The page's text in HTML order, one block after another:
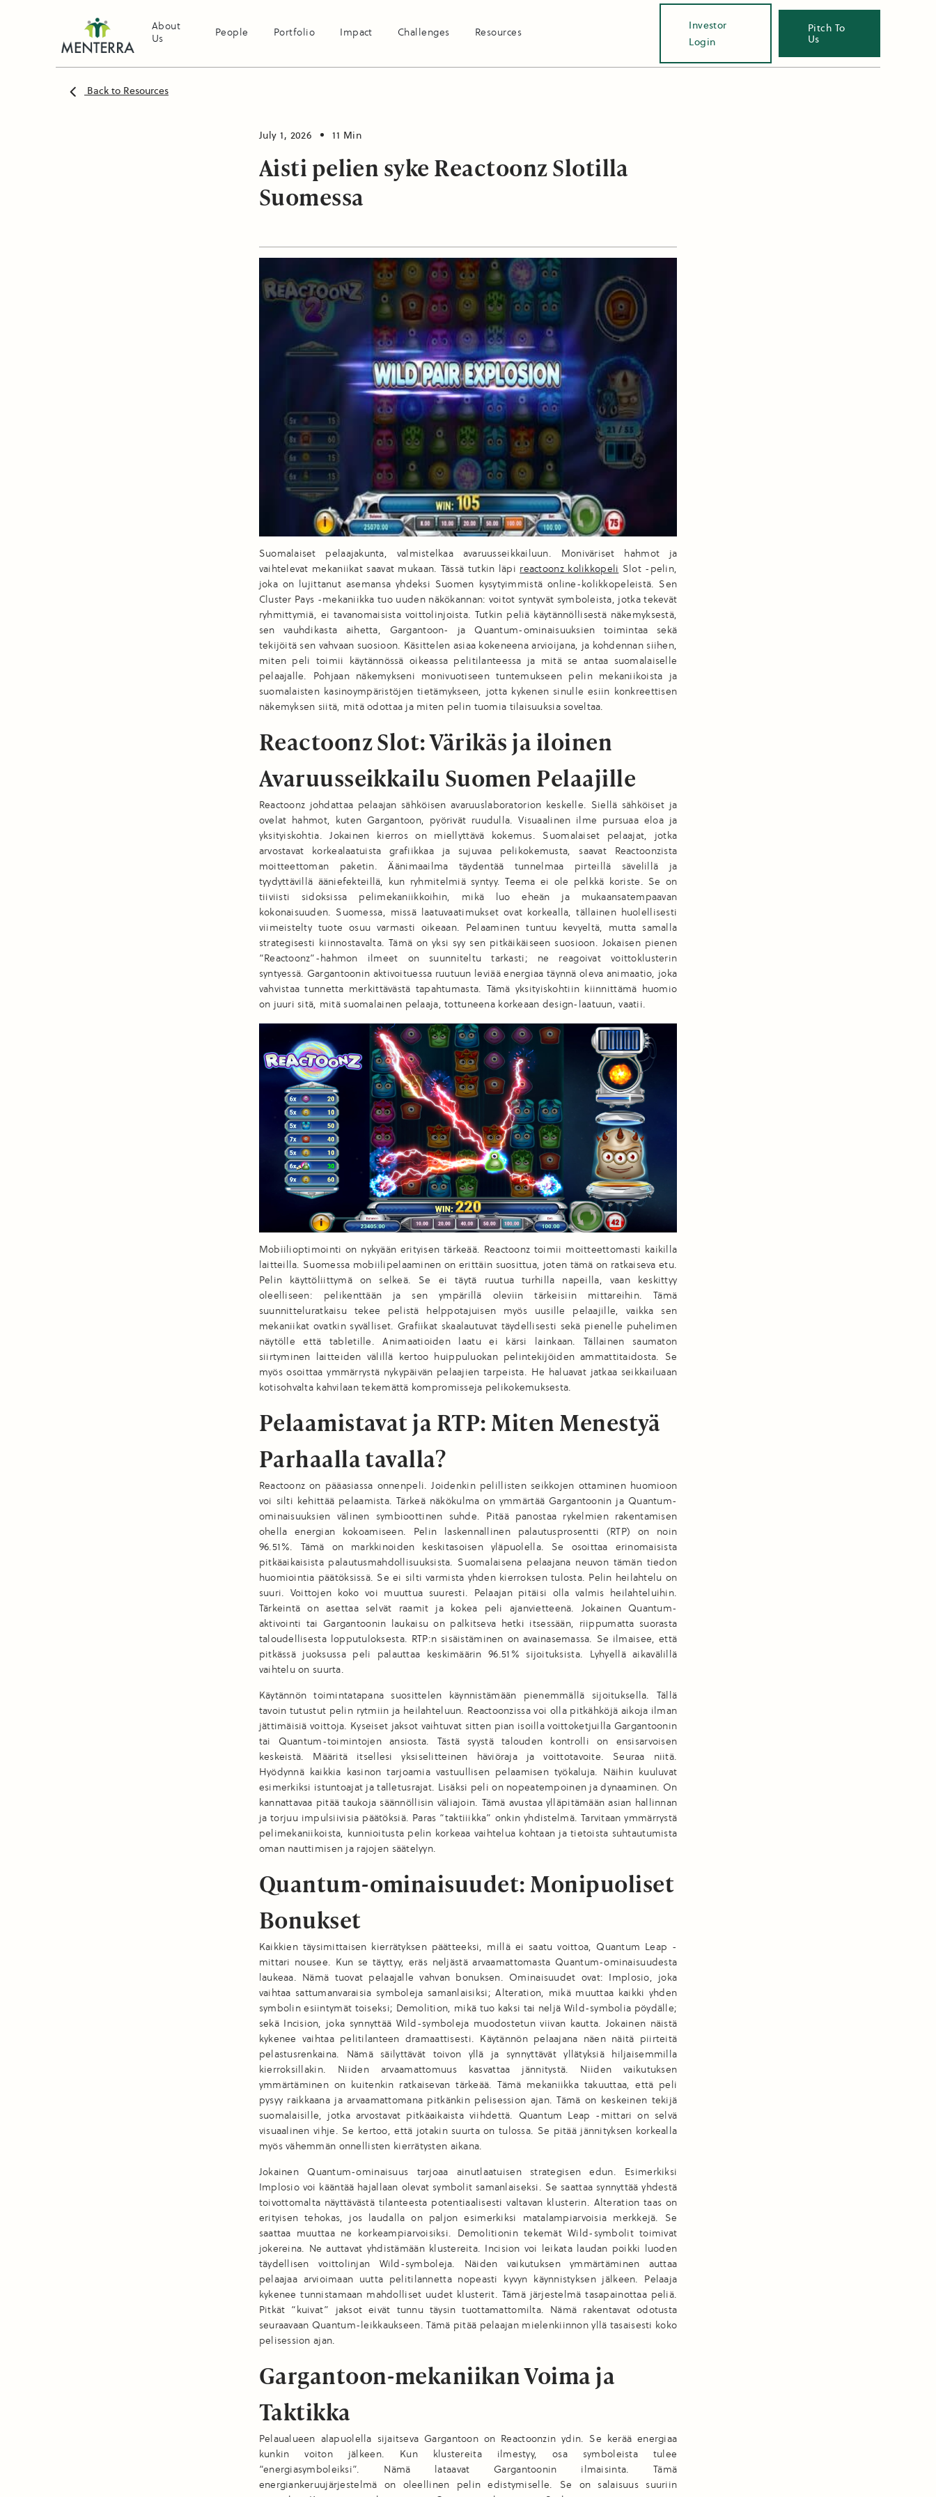
About
Us
People Portfolio Impact Challenges Resources
Investor
Login
Pitch To
Us
Back to Resources
July 1, 2026 11 Min
Aisti pelien syke Reactoonz Slotilla
Suomessa
Suomalaiset pelaajakunta, valmistelkaa avaruusseikkailuun. Moniväriset hahmot ja
vaihtelevat mekaniikat saavat mukaan. Tässä tutkin läpi reactoonz kolikkopeli Slot -pelin,
joka on lujittanut asemansa yhdeksi Suomen kysytyimmistä online-kolikkopeleistä. Sen
Cluster Pays -mekaniikka tuo uuden näkökannan: voitot syntyvät symboleista, jotka tekevät
ryhmittymiä, ei tavanomaisista voittolinjoista. Tutkin peliä käytännöllisestä näkemyksestä,
sen vauhdikasta aihetta, Gargantoon- ja Quantum-ominaisuuksien toimintaa sekä
tekijöitä sen vahvaan suosioon. Käsittelen asiaa kokeneena arvioijana, ja kohdennan siihen,
miten peli toimii käytännössä oikeassa pelitilanteessa ja mitä se antaa suomalaiselle
pelaajalle. Pohjaan näkemykseni monivuotiseen tuntemukseen pelin mekaniikoista ja
suomalaisten kasinoympäristöjen tietämykseen, jotta kykenen sinulle esiin konkreettisen
näkemyksen siitä, mitä odottaa ja miten pelin tuomia tilaisuuksia soveltaa.
Reactoonz Slot: Värikäs ja iloinen
Avaruusseikkailu Suomen Pelaajille
Reactoonz johdattaa pelaajan sähköisen avaruuslaboratorion keskelle. Siellä sähköiset ja
ovelat hahmot, kuten Gargantoon, pyörivät ruudulla. Visuaalinen ilme pursuaa eloa ja
yksityiskohtia. Jokainen kierros on miellyttävä kokemus. Suomalaiset pelaajat, jotka
arvostavat korkealaatuista grafiikkaa ja sujuvaa pelikokemusta, saavat Reactoonzista
moitteettoman paketin. Äänimaailma täydentää tunnelmaa pirteillä sävelillä ja
tyydyttävillä ääniefekteillä, kun ryhmitelmiä syntyy. Teema ei ole pelkkä koriste. Se on
tiiviisti sidoksissa pelimekaniikkoihin, mikä luo eheän ja mukaansatempaavan
kokonaisuuden. Suomessa, missä laatuvaatimukset ovat korkealla, tällainen huolellisesti
viimeistelty tuote osuu varmasti oikeaan. Pelaaminen tuntuu kevyeltä, mutta samalla
strategisesti kiinnostavalta. Tämä on yksi syy sen pitkäikäiseen suosioon. Jokaisen pienen
“Reactoonz”-hahmon ilmeet on suunniteltu tarkasti; ne reagoivat voittoklusterin
syntyessä. Gargantoonin aktivoituessa ruutuun leviää energiaa täynnä oleva animaatio, joka
vahvistaa tunnetta merkittävästä tapahtumasta. Tämä yksityiskohtiin kiinnittämä huomio
on juuri sitä, mitä suomalainen pelaaja, tottuneena korkeaan design-laatuun, vaatii.
Mobiilioptimointi on nykyään erityisen tärkeää. Reactoonz toimii moitteettomasti kaikilla
laitteilla. Suomessa mobiilipelaaminen on erittäin suosittua, joten tämä on ratkaiseva etu.
Pelin käyttöliittymä on selkeä. Se ei täytä ruutua turhilla napeilla, vaan keskittyy
oleelliseen: pelikenttään ja sen ympärillä oleviin tärkeisiin mittareihin. Tämä
suunnitteluratkaisu tekee pelistä helppotajuisen myös uusille pelaajille, vaikka sen
mekaniikat ovatkin syvälliset. Grafiikat skaalautuvat täydellisesti sekä pienelle puhelimen
näytölle että tabletille. Animaatioiden laatu ei kärsi lainkaan. Tällainen saumaton
siirtyminen laitteiden välillä kertoo huippuluokan pelintekijöiden ammattitaidosta. Se
myös osoittaa ymmärrystä nykypäivän pelaajien tarpeista. He haluavat jatkaa seikkailuaan
kotisohvalta kahvilaan tekemättä kompromisseja pelikokemuksesta.
Pelaamistavat ja RTP: Miten Menestyä
Parhaalla tavalla?
Reactoonz on pääasiassa onnenpeli. Joidenkin pelillisten seikkojen ottaminen huomioon
voi silti kehittää pelaamista. Tärkeä näkökulma on ymmärtää Gargantoonin ja Quantum-
ominaisuuksien välinen symbioottinen suhde. Pitää panostaa rykelmien rakentamisen
ohella energian kokoamiseen. Pelin laskennallinen palautusprosentti (RTP) on noin
96.51%. Tämä on markkinoiden keskitasoisen yläpuolella. Se osoittaa erinomaisista
pitkäaikaisista palautusmahdollisuuksista. Suomalaisena pelaajana neuvon tämän tiedon
huomiointia päätöksissä. Se ei silti varmista yhden kierroksen tulosta. Pelin heilahtelu on
suuri. Voittojen koko voi muuttua suuresti. Pelaajan pitäisi olla valmis heilahteluihin.
Tärkeintä on asettaa selvät raamit ja kokea peli ajanvietteenä. Jokainen Quantum-
aktivointi tai Gargantoonin laukaisu on palkitseva hetki itsessään, riippumatta suorasta
taloudellisesta lopputuloksesta. RTP:n sisäistäminen on avainasemassa. Se ilmaisee, että
pitkässä juoksussa peli palauttaa keskimäärin 96.51% sijoituksista. Lyhyellä aikavälillä
vaihtelu on suurta.
Käytännön toimintatapana suosittelen käynnistämään pienemmällä sijoituksella. Tällä
tavoin tutustut pelin rytmiin ja heilahteluun. Reactoonzissa voi olla pitkähköjä aikoja ilman
jättimäisiä voittoja. Kyseiset jaksot vaihtuvat sitten pian isoilla voittoketjuilla Gargantoonin
tai Quantum-toimintojen ansiosta. Tästä syystä talouden kontrolli on ensisarvoisen
keskeistä. Määritä itsellesi yksiselitteinen häviöraja ja voittotavoite. Seuraa niitä.
Hyödynnä kaikkia kasinon tarjoamia vastuullisen pelaamisen työkaluja. Näihin kuuluvat
esimerkiksi istuntoajat ja talletusrajat. Lisäksi peli on nopeatempoinen ja dynaaminen. On
kannattavaa pitää taukoja säännöllisin väliajoin. Tämä avustaa ylläpitämään asian hallinnan
ja torjuu impulsiivisia päätöksiä. Paras “taktiiikka” onkin yhdistelmä. Tarvitaan ymmärrystä
pelimekaniikoista, kunnioitusta pelin korkeaa vaihtelua kohtaan ja tietoista suhtautumista
oman nauttimisen ja rajojen säätelyyn.
Quantum-ominaisuudet: Monipuoliset
Bonukset
Kaikkien täysimittaisen kierrätyksen päätteeksi, millä ei saatu voittoa, Quantum Leap -
mittari nousee. Kun se täyttyy, eräs neljästä arvaamattomasta Quantum-ominaisuudesta
laukeaa. Nämä tuovat pelaajalle vahvan bonuksen. Ominaisuudet ovat: Implosio, joka
vaihtaa sattumanvaraisia symboleja samanlaisiksi; Alteration, mikä muuttaa kaikki yhden
symbolin esiintymät toiseksi; Demolition, mikä tuo kaksi tai neljä Wild-symbolia pöydälle;
sekä Incision, joka synnyttää Wild-symboleja muodostetun viivan kautta. Jokainen näistä
kykenee vaihtaa pelitilanteen dramaattisesti. Käytännön pelaajana näen näitä piirteitä
pelastusrenkaina. Nämä säilyttävät toivon yllä ja synnyttävät yllätyksiä hiljaisemmilla
kierroksillakin. Niiden arvaamattomuus kasvattaa jännitystä. Niiden vaikutuksen
ymmärtäminen on kuitenkin ratkaisevan tärkeää. Tämä mekaniikka takuuttaa, että peli
pysyy raikkaana ja arvaamattomana pitkänkin pelisession ajan. Tämä on keskeinen tekijä
suomalaisille, jotka arvostavat pitkäaikaista viihdettä. Quantum Leap -mittari on selvä
visuaalinen vihje. Se kertoo, että jotakin suurta on tulossa. Se pitää jännityksen korkealla
myös vähemmän onnellisten kierrätysten aikana.
Jokainen Quantum-ominaisuus tarjoaa ainutlaatuisen strategisen edun. Esimerkiksi
Implosio voi kääntää hajallaan olevat symbolit samanlaiseksi. Se saattaa synnyttää yhdestä
toivottomalta näyttävästä tilanteesta potentiaalisesti valtavan klusterin. Alteration taas on
erityisen tehokas, jos laudalla on paljon esimerkiksi matalampiarvoisia merkkejä. Se
saattaa muuttaa ne korkeampiarvoisiksi. Demolitionin tekemät Wild-symbolit toimivat
jokereina. Ne auttavat yhdistämään klustereita. Incision voi leikata laudan poikki luoden
täydellisen voittolinjan Wild-symboleja. Näiden vaikutuksen ymmärtäminen auttaa
pelaajaa arvioimaan uutta pelitilannetta nopeasti kyvyn käynnistyksen jälkeen. Pelaaja
kykenee tunnistamaan mahdolliset uudet klusterit. Tämä järjestelmä tasapainottaa peliä.
Pitkät “kuivat” jaksot eivät tunnu täysin tuottamattomilta. Nämä rakentavat odotusta
seuraavaan Quantum-leikkaukseen. Tämä pitää pelaajan mielenkiinnon yllä tasaisesti koko
pelisession ajan.
Gargantoon-mekaniikan Voima ja
Taktikka
Pelaualueen alapuolella sijaitseva Gargantoon on Reactoonzin ydin. Se kerää energiaa
kunkin voiton jälkeen. Kun klustereita ilmestyy, osa symboleista tulee
“energiasymboleiksi”. Nämä lataavat Gargantoonin ilmaisinta. Tämä
energiankeruujärjestelmä on oleellinen pelin edistymiselle. Se on salaisuus suuriin